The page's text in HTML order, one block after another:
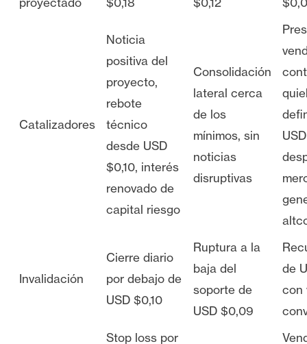
Catalizadores
Noticia
positiva del
proyecto,
rebote
técnico
desde USD
$0,10, interés
renovado de
capital riesgo
Consolidación
lateral cerca
de los
mínimos, sin
noticias
disruptivas
Invalidación
Cierre diario
por debajo de
USD $0,10
Ruptura a la
baja del
soporte de
USD $0,09
de
con
Stop loss por